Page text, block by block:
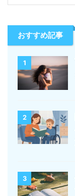
おすすめ記事
1
2
3